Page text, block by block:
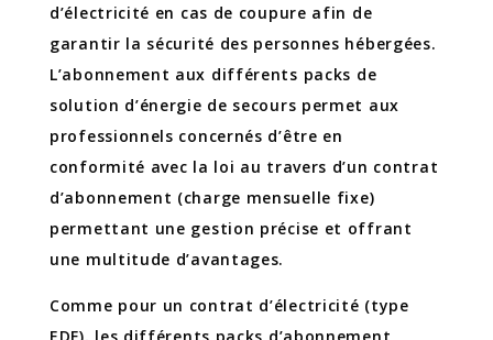
d’électricité en cas de coupure afin de
garantir la sécurité des personnes hébergées.
L’abonnement aux différents packs de
solution d’énergie de secours permet aux
professionnels concernés d’être en
conformité avec la loi au travers d’un contrat
d’abonnement (charge mensuelle fixe)
permettant une gestion précise et offrant
une multitude d’avantages.
Comme pour un contrat d’électricité (type
EDF), les différents packs d’abonnement